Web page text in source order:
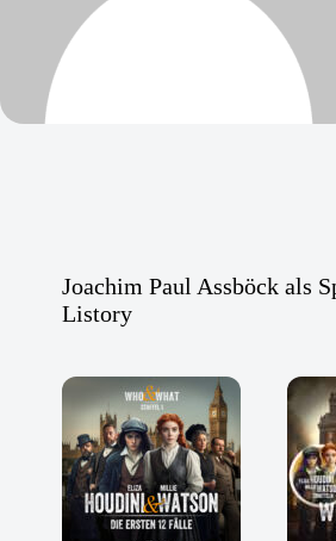
Joachim Paul Assböck als
Listory